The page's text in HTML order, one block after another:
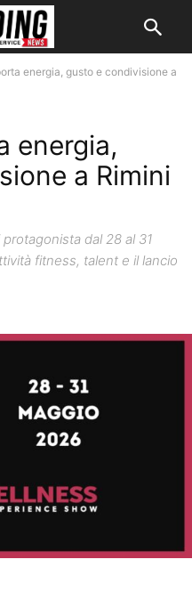
energia, gusto e condivisione a
energia,
a Rimini
dal 28 al 31
fitness, talent e il lancio